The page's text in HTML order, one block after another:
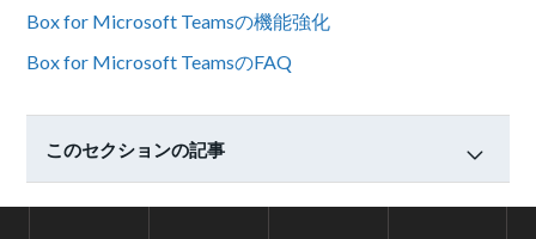
Box for Microsoft Teamsの機能強化
Box for Microsoft TeamsのFAQ
このセクションの記事